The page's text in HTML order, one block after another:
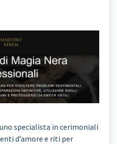
specialista in cerimoniali
d’amore e riti per